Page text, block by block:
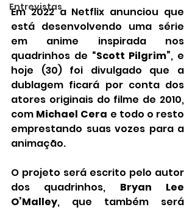
Entrevistas
Em 2022 a Netflix anunciou que
está desenvolvendo uma série
em anime inspirada nos
quadrinhos de “Scott Pilgrim”, e
hoje (30) foi divulgado que a
dublagem ficará por conta dos
atores originais do filme de 2010,
com Michael Cera e todo o resto
emprestando suas vozes para a
animação.
O projeto será escrito pelo autor
dos quadrinhos, Bryan Lee
O’Malley, que também será